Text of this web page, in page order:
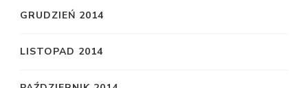
GRUDZIEŃ 2014
LISTOPAD 2014